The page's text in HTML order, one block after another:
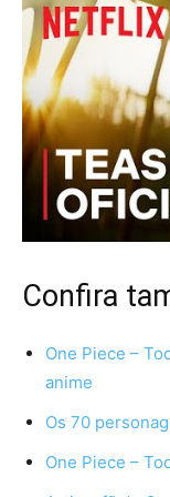
Confira
One Piece –
anime
Os 70
One Piece –